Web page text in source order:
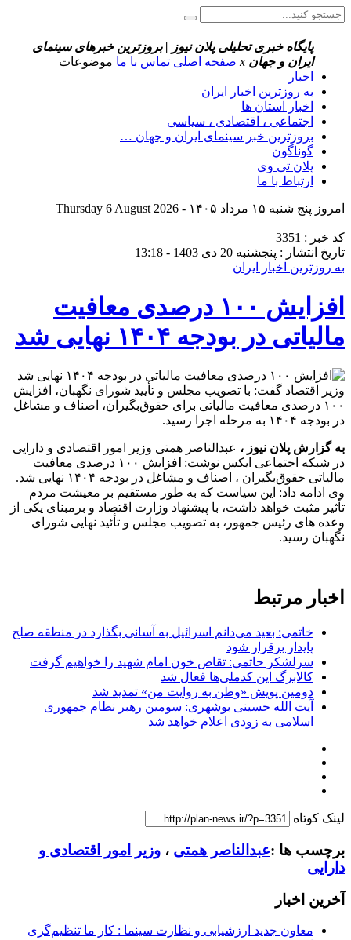
پایگاه خبری تحلیلی پلان نیوز | بروزترین خبرهای سینمای
ایران و جهان x صفحه اصلی تماس با ما موضوعات
اخبار
به روزترین اخبار ایران
اخبار استان ها
اجتماعی ، اقتصادی ، سیاسی
بروزترین خبر سینمای ایران و جهان …
گوناگون
پلان تی وی
ارتباط با ما
امروز پنج شنبه ۱۵ مرداد ۱۴۰۵ - Thursday 6 August 2026
کد خبر : 3351
تاریخ انتشار : پنجشنبه 20 دی 1403 - 13:18
به روزترین اخبار ایران
افزایش ۱۰۰ درصدی معافیت
مالیاتی در بودجه ۱۴۰۴ نهایی شد
وزیر اقتصاد گفت: با تصویب مجلس و تأیید شورای نگهبان، افزایش
۱۰۰ درصدی معافیت مالیاتی برای حقوق‌بگیران، اصناف و مشاغل
در بودجه ۱۴۰۴ به مرحله اجرا رسید.
به گزارش پلان نیوز ، عبدالناصر همتى وزیر امور اقتصادى و دارایى
در شبکه اجتماعى ایکس نوشت:
فزایش ۱۰۰ درصدی معافیت
مالیاتی حقوق‌بگیران ، اصناف و مشاغل در بودجه ۱۴۰۴ نهایی شد.
‏وی ادامه داد: این سیاست که به طور مستقیم بر معیشت مردم
تأثیر مثبت خواهد داشت، با پیشنهاد وزارت اقتصاد و برمبنای یکی از
وعده های رئیس جمهور، به تصویب مجلس و تأئید نهایی شورای
نگهبان رسید.
اخبار مرتبط
خاتمی: بعید می‌دانم اسرائیل به آسانی بگذارد در منطقه صلح
پایدار برقرار شود
سرلشکر حاتمی: تقاص خون امام شهید را خواهیم گرفت
کالابرگ این کدملی‌ها فعال شد
دومین پویش «وطن به روایت من» تمدید شد
آیت الله حسینی بوشهری: سومین رهبر نظام جمهوری
اسلامی به زودی اعلام خواهد شد
لینک کوتاه
برچسب ها :عبدالناصر همتى ، وزير امور اقتصادى و
دارايى
آخرین اخبار
معاون جدید ارزشیابی و نظارت سینما : کار ما تنظیم‌گری